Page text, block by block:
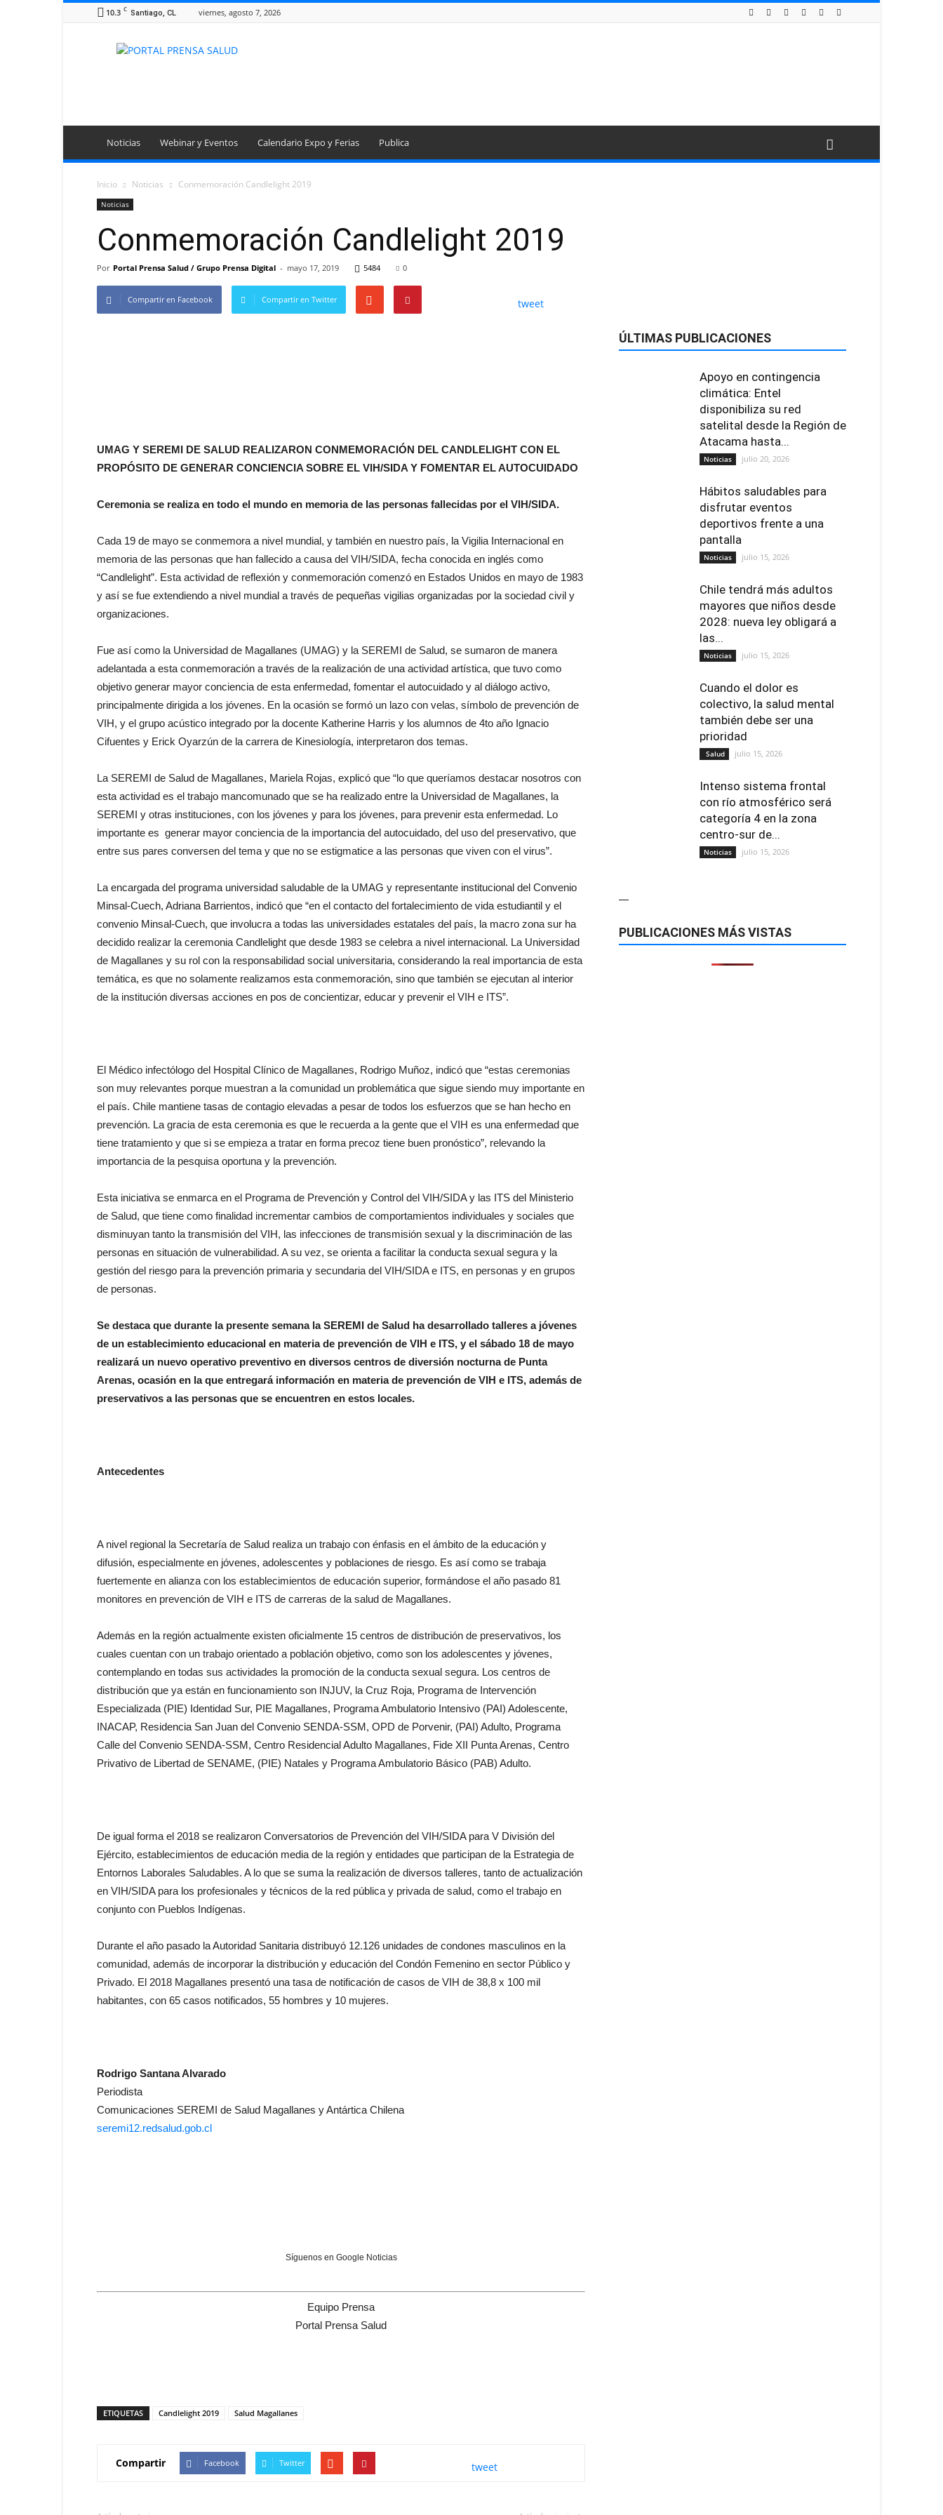
10.3 C Santiago, CL viernes, agosto 7, 2026
Portal
Noticias Webinar y Eventos Calendario Expo y Ferias Publica
Inicio Noticias Conmemoración Candlelight 2019
Noticias
Conmemoración Candlelight 2019
Por Portal Prensa Salud / Grupo Prensa Digital - mayo 17, 2019 5484 0
Compartir en Facebook Compartir en Twitter tweet
UMAG Y SEREMI DE SALUD REALIZARON CONMEMORACIÓN DEL CANDLELIGHT CON EL
PROPÓSITO DE GENERAR CONCIENCIA SOBRE EL VIH/SIDA Y FOMENTAR EL AUTOCUIDADO
Ceremonia se realiza en todo el mundo en memoria de las personas fallecidas por el VIH/SIDA.
Cada 19 de mayo se conmemora a nivel mundial, y también en nuestro país, la Vigilia Internacional en
memoria de las personas que han fallecido a causa del VIH/SIDA, fecha conocida en inglés como
“Candlelight”. Esta actividad de reflexión y conmemoración comenzó en Estados Unidos en mayo de 1983
y así se fue extendiendo a nivel mundial a través de pequeñas vigilias organizadas por la sociedad civil y
organizaciones.
Fue así como la Universidad de Magallanes (UMAG) y la SEREMI de Salud, se sumaron de manera
adelantada a esta conmemoración a través de la realización de una actividad artística, que tuvo como
objetivo generar mayor conciencia de esta enfermedad, fomentar el autocuidado y al diálogo activo,
principalmente dirigida a los jóvenes. En la ocasión se formó un lazo con velas, símbolo de prevención de
VIH, y el grupo acústico integrado por la docente Katherine Harris y los alumnos de 4to año Ignacio
Cifuentes y Erick Oyarzún de la carrera de Kinesiología, interpretaron dos temas.
La SEREMI de Salud de Magallanes, Mariela Rojas, explicó que “lo que queríamos destacar nosotros con
esta actividad es el trabajo mancomunado que se ha realizado entre la Universidad de Magallanes, la
SEREMI y otras instituciones, con los jóvenes y para los jóvenes, para prevenir esta enfermedad. Lo
importante es generar mayor conciencia de la importancia del autocuidado, del uso del preservativo, que
entre sus pares conversen del tema y que no se estigmatice a las personas que viven con el virus”.
La encargada del programa universidad saludable de la UMAG y representante institucional del Convenio
Minsal-Cuech, Adriana Barrientos, indicó que “en el contacto del fortalecimiento de vida estudiantil y el
convenio Minsal-Cuech, que involucra a todas las universidades estatales del país, la macro zona sur ha
decidido realizar la ceremonia Candlelight que desde 1983 se celebra a nivel internacional. La Universidad
de Magallanes y su rol con la responsabilidad social universitaria, considerando la real importancia de esta
temática, es que no solamente realizamos esta conmemoración, sino que también se ejecutan al interior
de la institución diversas acciones en pos de concientizar, educar y prevenir el VIH e ITS”.
El Médico infectólogo del Hospital Clínico de Magallanes, Rodrigo Muñoz, indicó que “estas ceremonias
son muy relevantes porque muestran a la comunidad un problemática que sigue siendo muy importante en
el país. Chile mantiene tasas de contagio elevadas a pesar de todos los esfuerzos que se han hecho en
prevención. La gracia de esta ceremonia es que le recuerda a la gente que el VIH es una enfermedad que
tiene tratamiento y que si se empieza a tratar en forma precoz tiene buen pronóstico”, relevando la
importancia de la pesquisa oportuna y la prevención.
Esta iniciativa se enmarca en el Programa de Prevención y Control del VIH/SIDA y las ITS del Ministerio
de Salud, que tiene como finalidad incrementar cambios de comportamientos individuales y sociales que
disminuyan tanto la transmisión del VIH, las infecciones de transmisión sexual y la discriminación de las
personas en situación de vulnerabilidad. A su vez, se orienta a facilitar la conducta sexual segura y la
gestión del riesgo para la prevención primaria y secundaria del VIH/SIDA e ITS, en personas y en grupos
de personas.
Se destaca que durante la presente semana la SEREMI de Salud ha desarrollado talleres a jóvenes
de un establecimiento educacional en materia de prevención de VIH e ITS, y el sábado 18 de mayo
realizará un nuevo operativo preventivo en diversos centros de diversión nocturna de Punta
Arenas, ocasión en la que entregará información en materia de prevención de VIH e ITS, además de
preservativos a las personas que se encuentren en estos locales.
Antecedentes
A nivel regional la Secretaría de Salud realiza un trabajo con énfasis en el ámbito de la educación y
difusión, especialmente en jóvenes, adolescentes y poblaciones de riesgo. Es así como se trabaja
fuertemente en alianza con los establecimientos de educación superior, formándose el año pasado 81
monitores en prevención de VIH e ITS de carreras de la salud de Magallanes.
Además en la región actualmente existen oficialmente 15 centros de distribución de preservativos, los
cuales cuentan con un trabajo orientado a población objetivo, como son los adolescentes y jóvenes,
contemplando en todas sus actividades la promoción de la conducta sexual segura. Los centros de
distribución que ya están en funcionamiento son INJUV, la Cruz Roja, Programa de Intervención
Especializada (PIE) Identidad Sur, PIE Magallanes, Programa Ambulatorio Intensivo (PAI) Adolescente,
INACAP, Residencia San Juan del Convenio SENDA-SSM, OPD de Porvenir, (PAI) Adulto, Programa
Calle del Convenio SENDA-SSM, Centro Residencial Adulto Magallanes, Fide XII Punta Arenas, Centro
Privativo de Libertad de SENAME, (PIE) Natales y Programa Ambulatorio Básico (PAB) Adulto.
De igual forma el 2018 se realizaron Conversatorios de Prevención del VIH/SIDA para V División del
Ejército, establecimientos de educación media de la región y entidades que participan de la Estrategia de
Entornos Laborales Saludables. A lo que se suma la realización de diversos talleres, tanto de actualización
en VIH/SIDA para los profesionales y técnicos de la red pública y privada de salud, como el trabajo en
conjunto con Pueblos Indígenas.
Durante el año pasado la Autoridad Sanitaria distribuyó 12.126 unidades de condones masculinos en la
comunidad, además de incorporar la distribución y educación del Condón Femenino en sector Público y
Privado. El 2018 Magallanes presentó una tasa de notificación de casos de VIH de 38,8 x 100 mil
habitantes, con 65 casos notificados, 55 hombres y 10 mujeres.
Rodrigo Santana Alvarado
Periodista
Comunicaciones SEREMI de Salud Magallanes y Antártica Chilena
seremi12.redsalud.gob.cl
Síguenos en Google Noticias
Equipo Prensa
Portal Prensa Salud
ETIQUETAS Candlelight 2019 Salud Magallanes
Compartir Facebook Twitter tweet
ÚLTIMAS PUBLICACIONES
Apoyo en contingencia
climática: Entel
disponibiliza su red
satelital desde la Región de
Atacama hasta...
Noticias julio 20, 2026
Hábitos saludables para
disfrutar eventos
deportivos frente a una
pantalla
Noticias julio 15, 2026
Chile tendrá más adultos
mayores que niños desde
2028: nueva ley obligará a
las...
Noticias julio 15, 2026
Cuando el dolor es
colectivo, la salud mental
también debe ser una
prioridad
Salud julio 15, 2026
Intenso sistema frontal
con río atmosférico será
categoría 4 en la zona
centro-sur de...
Noticias julio 15, 2026
—
PUBLICACIONES MÁS VISTAS